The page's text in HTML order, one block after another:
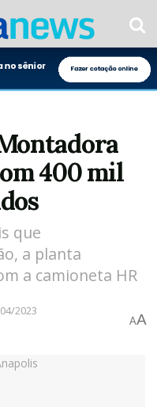
400 mil
que
a planta
a camioneta HR
2023
AA